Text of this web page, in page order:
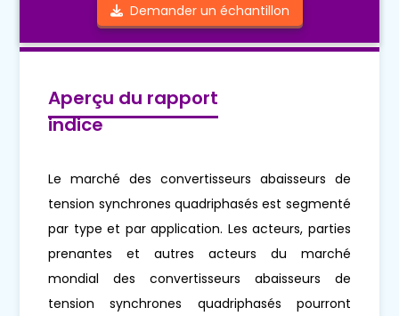
Demander un échantillon
Aperçu du rapport
indice
Le marché des convertisseurs abaisseurs de
tension synchrones quadriphasés est segmenté
par type et par application. Les acteurs, parties
prenantes et autres acteurs du marché
mondial des convertisseurs abaisseurs de
tension synchrones quadriphasés pourront